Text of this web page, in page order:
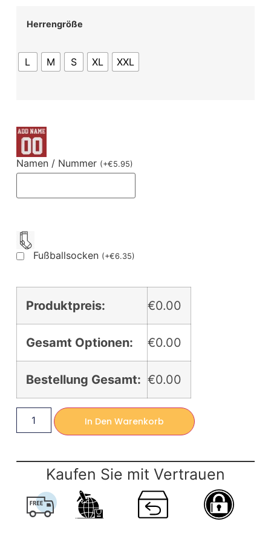
Herrengröße
L M S XL XXL
Namen / Nummer (+€5.95)
Fußballsocken (+€6.35)
Produktpreis: €0.00
Gesamt Optionen: €0.00
Bestellung Gesamt: €0.00
In Den Warenkorb
Kaufen Sie mit Vertrauen